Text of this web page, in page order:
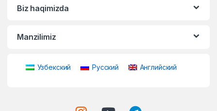
Biz haqimizda
Manzilimiz
Узбекский Русский Английский